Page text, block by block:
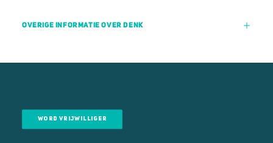
OVERIGE INFORMATIE OVER DENK
WORD VRIJWILLIGER